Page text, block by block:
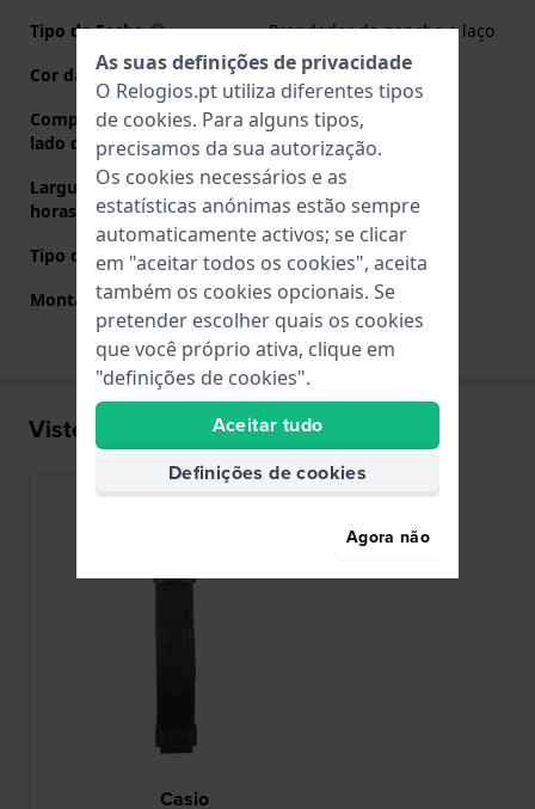
Tipo de Fecho
Prendedor de gancho e laço
Cor da fivela
Prata
Comprimento de banda no
lado das 12 horas
30 mm
Largura de banda lado 6
horas (mm)
150 mm
Tipo de montagem
Pinos de pressão
Montagem Reta
Não
Visto recentemente
Casio
As suas definições de privacidade
O Relogios.pt utiliza diferentes tipos
de cookies. Para alguns tipos,
precisamos da sua autorização.
Os cookies necessários e as
estatísticas anónimas estão sempre
automaticamente activos; se clicar
em "aceitar todos os cookies", aceita
também os cookies opcionais. Se
pretender escolher quais os cookies
que você próprio ativa, clique em
"definições de cookies".
Aceitar tudo
Definições de cookies
Agora não